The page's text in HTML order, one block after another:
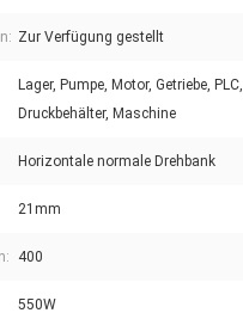
Zur Verfügung gestellt
Lager, Pumpe, Motor, Getriebe, PLC,
Druckbehälter, Maschine
Horizontale normale Drehbank
21mm
400
550W